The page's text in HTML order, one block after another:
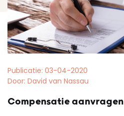
Publicatie: 03-04-2020
Door: David van Nassau
Compensatie aanvragen